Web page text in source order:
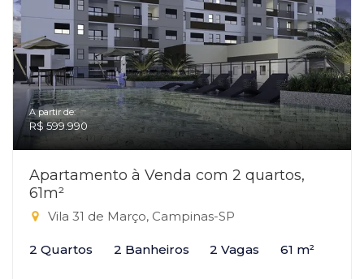
A partir de:
R$ 599.990
Apartamento à Venda com 2 quartos,
61m²
Vila 31 de Março, Campinas-SP
2 Quartos 2 Banheiros 2 Vagas 61 m²